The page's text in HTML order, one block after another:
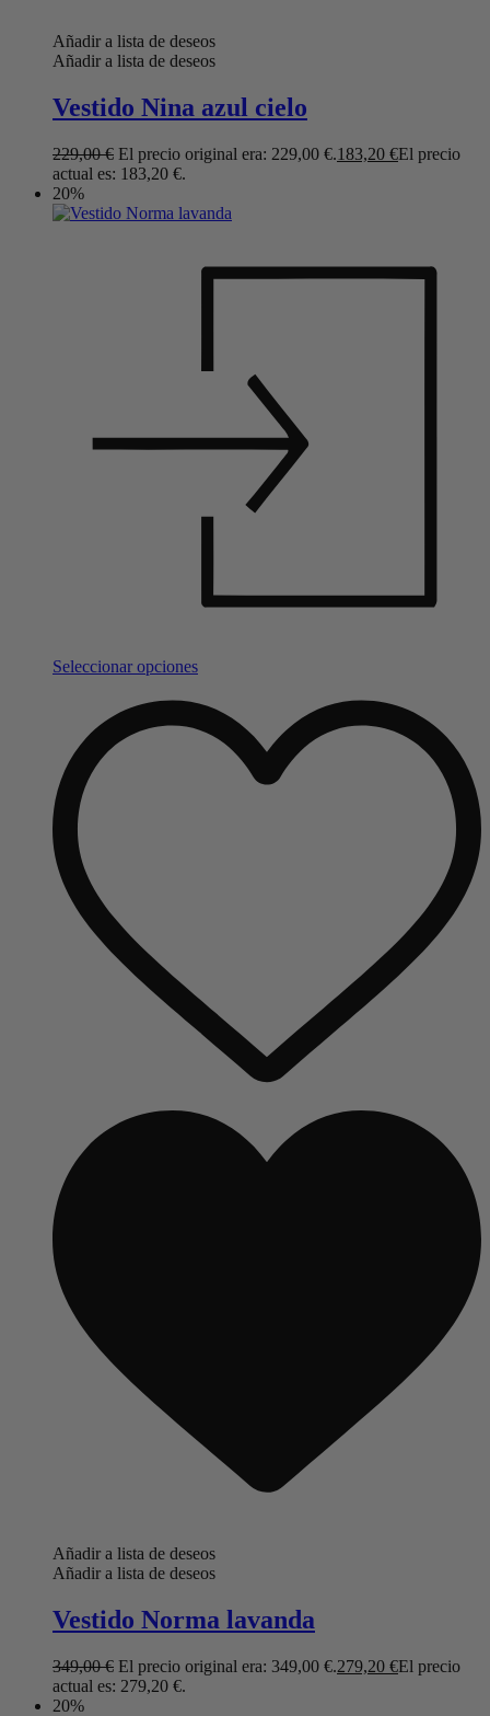
Añadir a lista de deseos
Añadir a lista de deseos
Vestido Nina azul cielo
229,00€ El precio original era: 229,00 €.183,20 €El precio
actual es: 183,20 €.
20%
Seleccionar opciones
Añadir a lista de deseos
Añadir a lista de deseos
Vestido Norma lavanda
349,00€ El precio original era: 349,00 €.279,20 €El precio
actual es: 279,20 €.
20%